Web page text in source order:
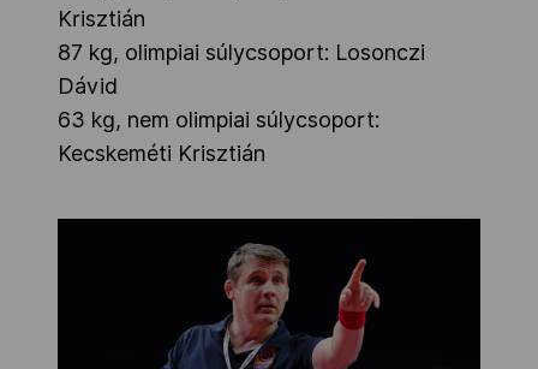
Krisztián
87 kg, olimpiai súlycsoport: Losonczi
Dávid
63 kg, nem olimpiai súlycsoport:
Kecskeméti Krisztián